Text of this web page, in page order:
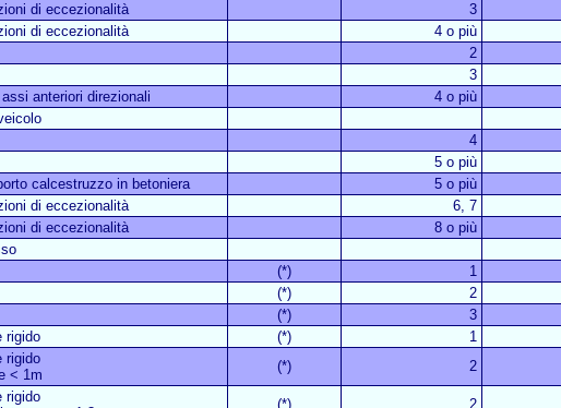
di eccezionalità 3
di eccezionalità 4 o più
2
3
anteriori direzionali 4 o più
4
5 o più
calcestruzzo in betoniera 5 o più
di eccezionalità 6, 7
di eccezionalità 8 o più
(*) 1
(*) 2
(*) 3
rigido (*) 1
rigido
< 1m
(*) 2
rigido
(*) 2